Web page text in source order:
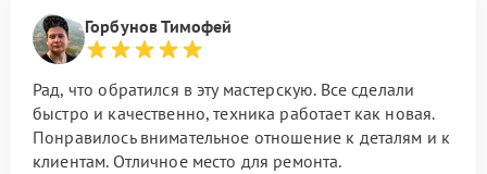
Горбунов Тимофей
Рад, что обратился в эту мастерскую. Все сделали
быстро и качественно, техника работает как новая.
Понравилось внимательное отношение к деталям и к
клиентам. Отличное место для ремонта.